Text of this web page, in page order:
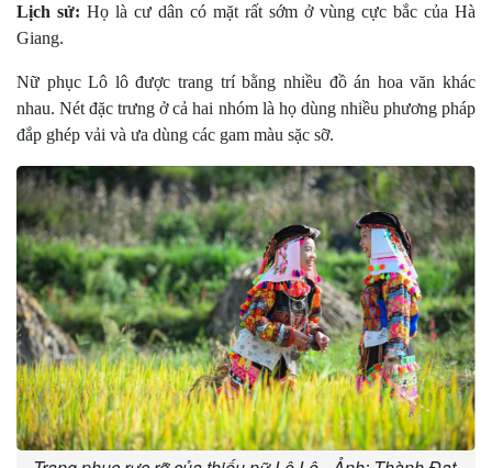
Lịch sử: Họ là cư dân có mặt rất sớm ở vùng cực bắc của Hà
Giang.
Nữ phục Lô lô được trang trí bằng nhiều đồ án hoa văn khác
nhau. Nét đặc trưng ở cả hai nhóm là họ dùng nhiều phương pháp
đắp ghép vải và ưa dùng các gam màu sặc sỡ.